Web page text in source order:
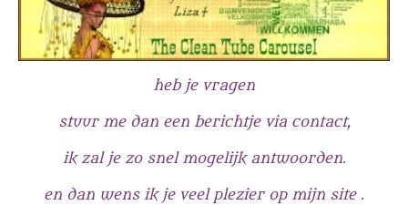
heb je vragen
stuur me dan een berichtje via contact,
ik zal je zo snel mogelijk antwoorden.
en dan wens ik je veel plezier op mijn site .